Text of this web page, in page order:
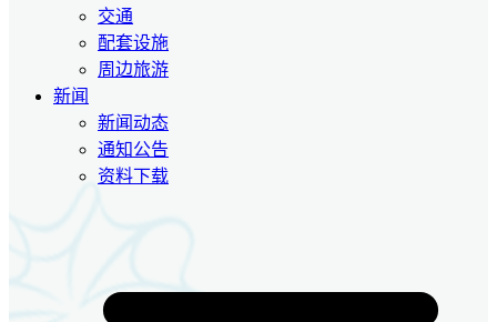
交通
配套设施
周边旅游
新闻
新闻动态
通知公告
资料下载